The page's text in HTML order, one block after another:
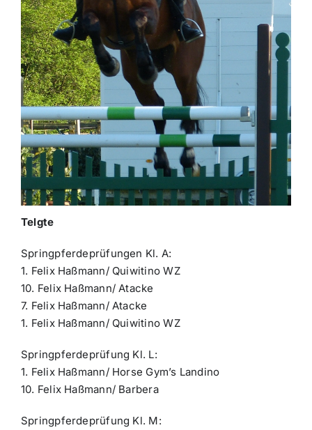
Telgte
Springpferdeprüfungen Kl. A:
1. Felix Haßmann/ Quiwitino WZ
10. Felix Haßmann/ Atacke
7. Felix Haßmann/ Atacke
1. Felix Haßmann/ Quiwitino WZ
Springpferdeprüfung Kl. L:
1. Felix Haßmann/ Horse Gym’s Landino
10. Felix Haßmann/ Barbera
Springpferdeprüfung Kl. M: